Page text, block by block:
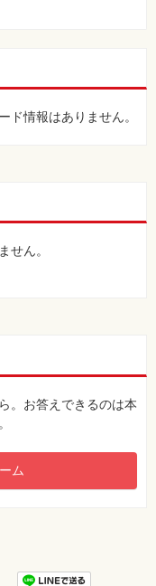
ド情報はありません。
せん。
。お答えできるのは本
ム